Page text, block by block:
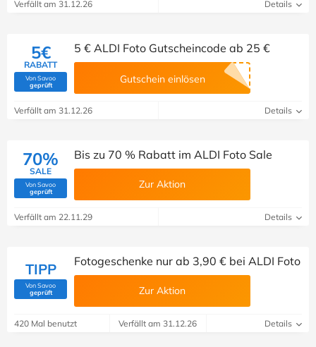
Verfällt am 31.12.26 Details
5€
RABATT
Von Savoo
geprüft(Von Savoo geprüft)
5 € ALDI Foto Gutscheincode ab 25 €
Gutschein einlösen
Verfällt am 31.12.26 Details
70%
SALE
Von Savoo
geprüft(Von Savoo geprüft)
Bis zu 70 % Rabatt im ALDI Foto Sale
Zur Aktion
Verfällt am 22.11.29 Details
TIPP
Von Savoo
geprüft(Von Savoo geprüft)
Fotogeschenke nur ab 3,90 € bei ALDI Foto
Zur Aktion
420 Mal benutzt Verfällt am 31.12.26 Details